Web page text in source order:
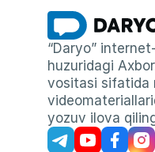
“Daryo”
huzuridagi
vositasi sifatida
yozuv ilova